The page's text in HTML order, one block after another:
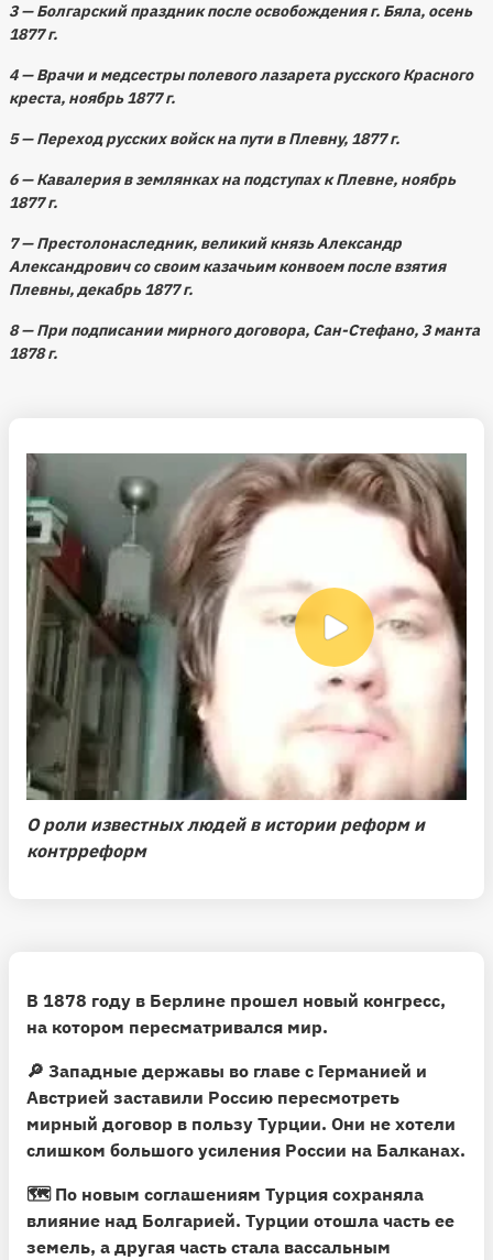
3 — Болгарский праздник после освобождения г. Бяла, осень
1877 г.
4 — Врачи и медсестры полевого лазарета русского Красного
креста, ноябрь 1877 г.
5 — Переход русских войск на пути в Плевну, 1877 г.
6 — Кавалерия в землянках на подступах к Плевне, ноябрь
1877 г.
7 — Престолонаследник, великий князь Александр
Александрович со своим казачьим конвоем после взятия
Плевны, декабрь 1877 г.
8 — При подписании мирного договора, Сан-Стефано, 3 манта
1878 г.
О роли известных людей в истории реформ и
контрреформ
В 1878 году в Берлине прошел новый конгресс,
на котором пересматривался мир.
🔎 Западные державы во главе с Германией и
Австрией заставили Россию пересмотреть
мирный договор в пользу Турции. Они не хотели
слишком большого усиления России на Балканах.
🗺 По новым соглашениям Турция сохраняла
влияние над Болгарией. Турции отошла часть ее
земель, а другая часть стала вассальным